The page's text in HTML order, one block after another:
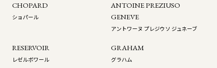
CHOPARD
ショパール
ANTOINE PREZIUSO
GENEVE
アントワーヌ プレジウソ ジュネーブ
RESERVOIR
レゼルボワール
GRAHAM
グラハム